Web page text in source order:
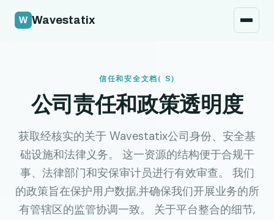
Wavestatix
安全政策
信任和安全文档( S)
公司责任和政策透明度
获取经核实的关于 Wavestatix公司身份、安全基
础设施和法律义务。 这一资源的结构便于合规干
事、法律部门和安保审计员进行有效审查。 我们
的政策旨在保护用户数据,并确保我们开展业务的所
有管辖区的监管协调一致。 关于平台整合的细节,